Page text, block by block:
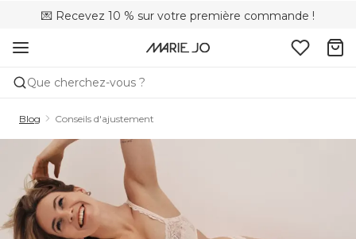
💌 Recevez 10 % sur votre première commande !
🚚 Livraison gratuite à partir de $150
🌍Vendu dans 173 boutiques au Canada
Que cherchez-vous ?
Blog Conseils d'ajustement